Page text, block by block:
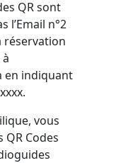
QR sont
l’Email n°2
réservation
en indiquant
vous
Codes